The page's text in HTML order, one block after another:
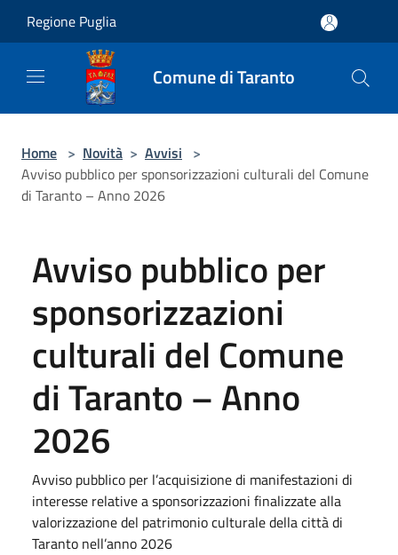
Regione Puglia
Comune di Taranto
Home > Novità > Avvisi >
Avviso pubblico per sponsorizzazioni culturali del Comune
di Taranto – Anno 2026
Avviso pubblico per
sponsorizzazioni
culturali del Comune
di Taranto – Anno
2026
Avviso pubblico per l’acquisizione di manifestazioni di
interesse relative a sponsorizzazioni finalizzate alla
valorizzazione del patrimonio culturale della città di
Taranto nell’anno 2026